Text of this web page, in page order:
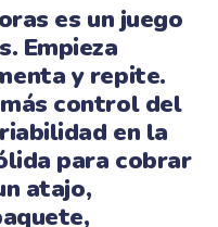
es un juego
Empieza
y repite.
más control del
en la
para cobrar
atajo,